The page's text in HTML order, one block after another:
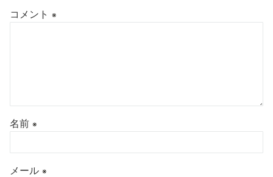
コメント ※
名前 ※
メール ※